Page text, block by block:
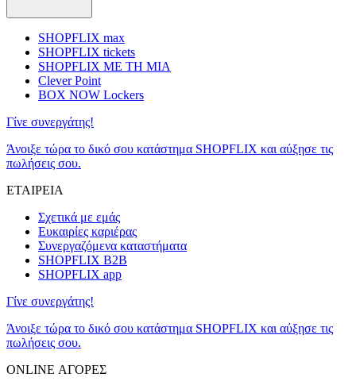
SHOPFLIX max
SHOPFLIX tickets
SHOPFLIX ΜΕ ΤΗ ΜΙΑ
Clever Point
BOX NOW Lockers
Γίνε συνεργάτης!
Άνοιξε τώρα το δικό σου κατάστημα SHOPFLIX και αύξησε τις
πωλήσεις σου.
ΕΤΑΙΡΕΙΑ
Σχετικά με εμάς
Ευκαιρίες καριέρας
Συνεργαζόμενα καταστήματα
SHOPFLIX B2B
SHOPFLIX app
Γίνε συνεργάτης!
Άνοιξε τώρα το δικό σου κατάστημα SHOPFLIX και αύξησε τις
πωλήσεις σου.
ONLINE ΑΓΟΡΕΣ